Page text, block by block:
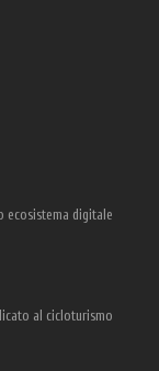
ecosistema digitale
al cicloturismo